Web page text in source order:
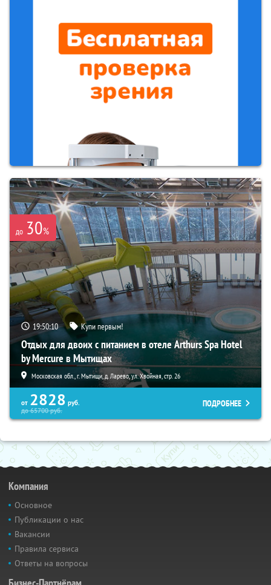
до 30%
19:50:09 Купи первым!
Отдых для двоих с питанием в отеле Arthurs Spa Hotel
by Mercure в Мытищах
Московская обл., г. Мытищи, д. Ларево, ул. Хвойная, стр. 26
от 2828 руб.
до65700руб.
ПОДРОБНЕЕ
Компания
Основное
Публикации о нас
Вакансии
Правила сервиса
Ответы на вопросы